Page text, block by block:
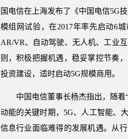
国电信在上海发布了《中国电信5G
模组网试验，在2017年率先启动6
AR/VR、自动驾驶、无人机、工业
则，积极把握机遇，稳妥掌控节奏
投资建设，适时启动5G规模商用。
中国电信董事长杨杰指出，随
动能的关键时期，5G、人工智能、
信息行业面临难得的发展机遇。从